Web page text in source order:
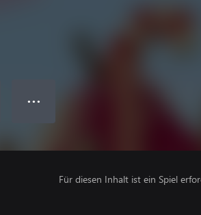
● ● ●
Für diesen Inhalt ist ein Spiel